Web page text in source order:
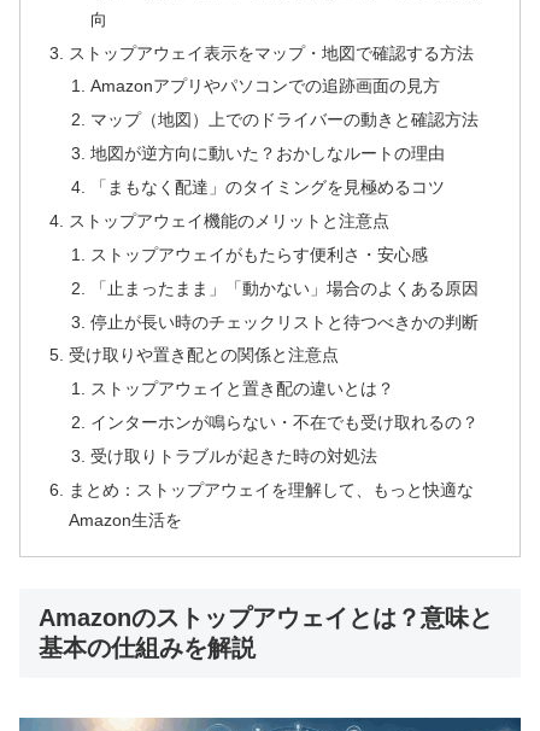
向
ストップアウェイ表示をマップ・地図で確認する方法
Amazonアプリやパソコンでの追跡画面の見方
マップ（地図）上でのドライバーの動きと確認方法
地図が逆方向に動いた？おかしなルートの理由
「まもなく配達」のタイミングを見極めるコツ
ストップアウェイ機能のメリットと注意点
ストップアウェイがもたらす便利さ・安心感
「止まったまま」「動かない」場合のよくある原因
停止が長い時のチェックリストと待つべきかの判断
受け取りや置き配との関係と注意点
ストップアウェイと置き配の違いとは？
インターホンが鳴らない・不在でも受け取れるの？
受け取りトラブルが起きた時の対処法
まとめ：ストップアウェイを理解して、もっと快適な
Amazon生活を
Amazonのストップアウェイとは？意味と
基本の仕組みを解説